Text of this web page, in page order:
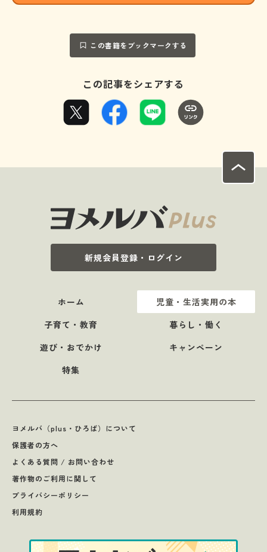
この書籍をブックマークする
この記事をシェアする
新規会員登録・ログイン
ホーム
児童・生活実用の本
子育て・教育
暮らし・働く
遊び・おでかけ
キャンペーン
特集
ヨメルバ（plus・ひろば）について
保護者の方へ
よくある質問 / お問い合わせ
著作物のご利用に関して
プライバシーポリシー
利用規約